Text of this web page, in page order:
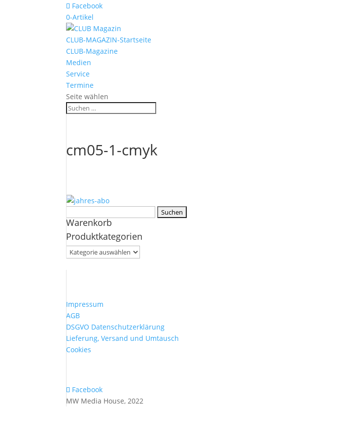
Facebook
0-Artikel
CLUB-MAGAZIN-Startseite
CLUB-Magazine
Medien
Service
Termine
Seite wählen
cm05-1-cmyk
nach:
Warenkorb
Produktkategorien
Impressum
AGB
DSGVO Datenschutzerklärung
Lieferung, Versand und Umtausch
Cookies
Facebook
MW Media House, 2022